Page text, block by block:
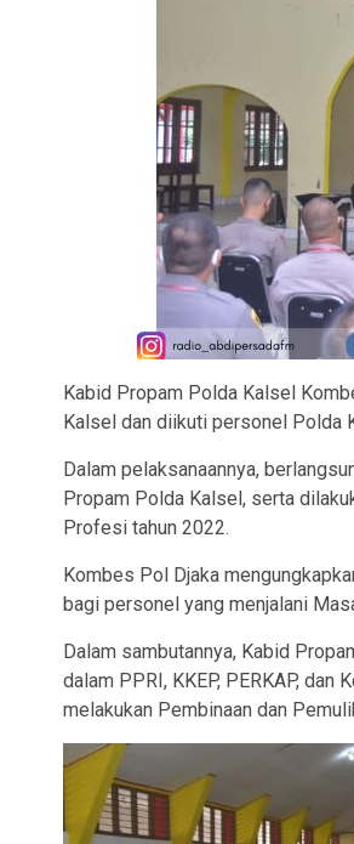
Kabid Propam Polda Kalsel
Kalsel dan diikuti personel Polda
Dalam pelaksanaannya,
Propam Polda Kalsel, serta
Profesi tahun 2022.
Kombes Pol Djaka
bagi personel yang menjalani
Dalam sambutannya, Kabid
dalam PPRI, KKEP, PERKAP, dan
melakukan Pembinaan dan